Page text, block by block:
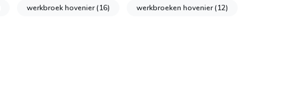
werkbroek hovenier(16) werkbroeken hovenier(12)